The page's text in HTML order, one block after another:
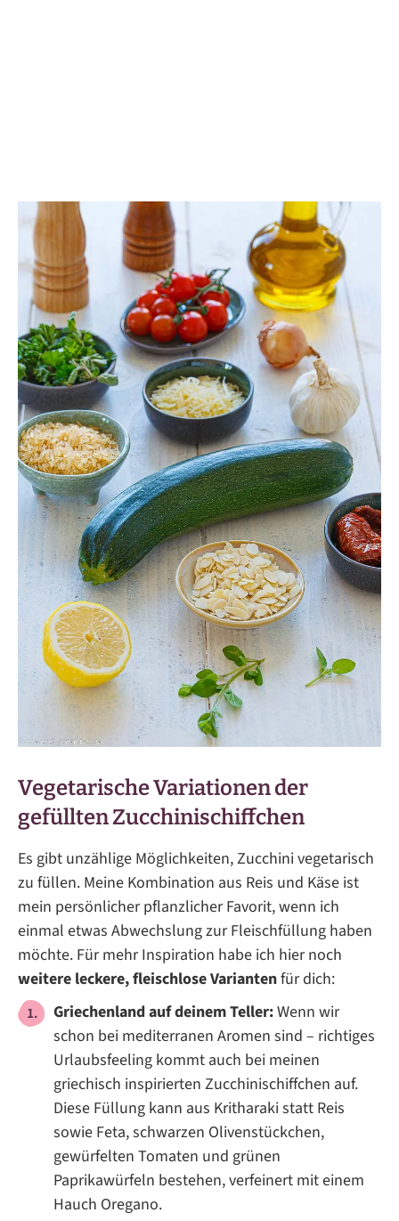
Vegetarische Variationen der
gefüllten Zucchinischiffchen
Es gibt unzählige Möglichkeiten, Zucchini vegetarisch
zu füllen. Meine Kombination aus Reis und Käse ist
mein persönlicher pflanzlicher Favorit, wenn ich
einmal etwas Abwechslung zur Fleischfüllung haben
möchte. Für mehr Inspiration habe ich hier noch
weitere leckere, fleischlose Variantenfür dich:
Griechenland auf deinem Teller:Wenn wir
schon bei mediterranen Aromen sind – richtiges
Urlaubsfeeling kommt auch bei meinen
griechisch inspirierten Zucchinischiffchen auf.
Diese Füllung kann aus Kritharaki statt Reis
sowie Feta, schwarzen Olivenstückchen,
gewürfelten Tomaten und grünen
Paprikawürfeln bestehen, verfeinert mit einem
Hauch Oregano.